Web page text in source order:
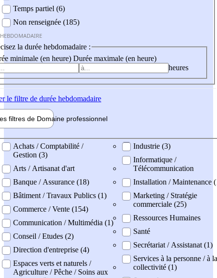
Temps partiel (6)
Non renseignée (185)
la durée hebdomadaire :
minimale (en heure) Durée maximale (en heure)
heures
le filtre de durée hebdomadaire
filtres de Domaine professionnel
professionel
Achats / Comptabilité /
Gestion (3)
Arts / Artisanat d'art
Banque / Assurance (18)
Bâtiment / Travaux Publics (1)
Commerce / Vente (154)
Communication / Multimédia (1)
Conseil / Etudes (2)
Direction d'entreprise (4)
Espaces verts et naturels /
Agriculture / Pêche / Soins aux
Industrie (3)
Informatique /
Télécommunication
Installation / Maintenance
Marketing / Stratégie
commerciale (25)
Ressources Humaines
Santé
Secrétariat / Assistanat (1)
Services à la personne / à la
collectivité (1)